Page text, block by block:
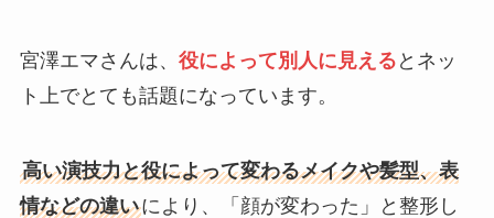
宮澤エマさんは、 役によって別人に見える とネッ
ト上でとても話題になっています。
高い演技力と役によって変わるメイクや髪型、表
情などの違いにより、「顔が変わった」と整形し